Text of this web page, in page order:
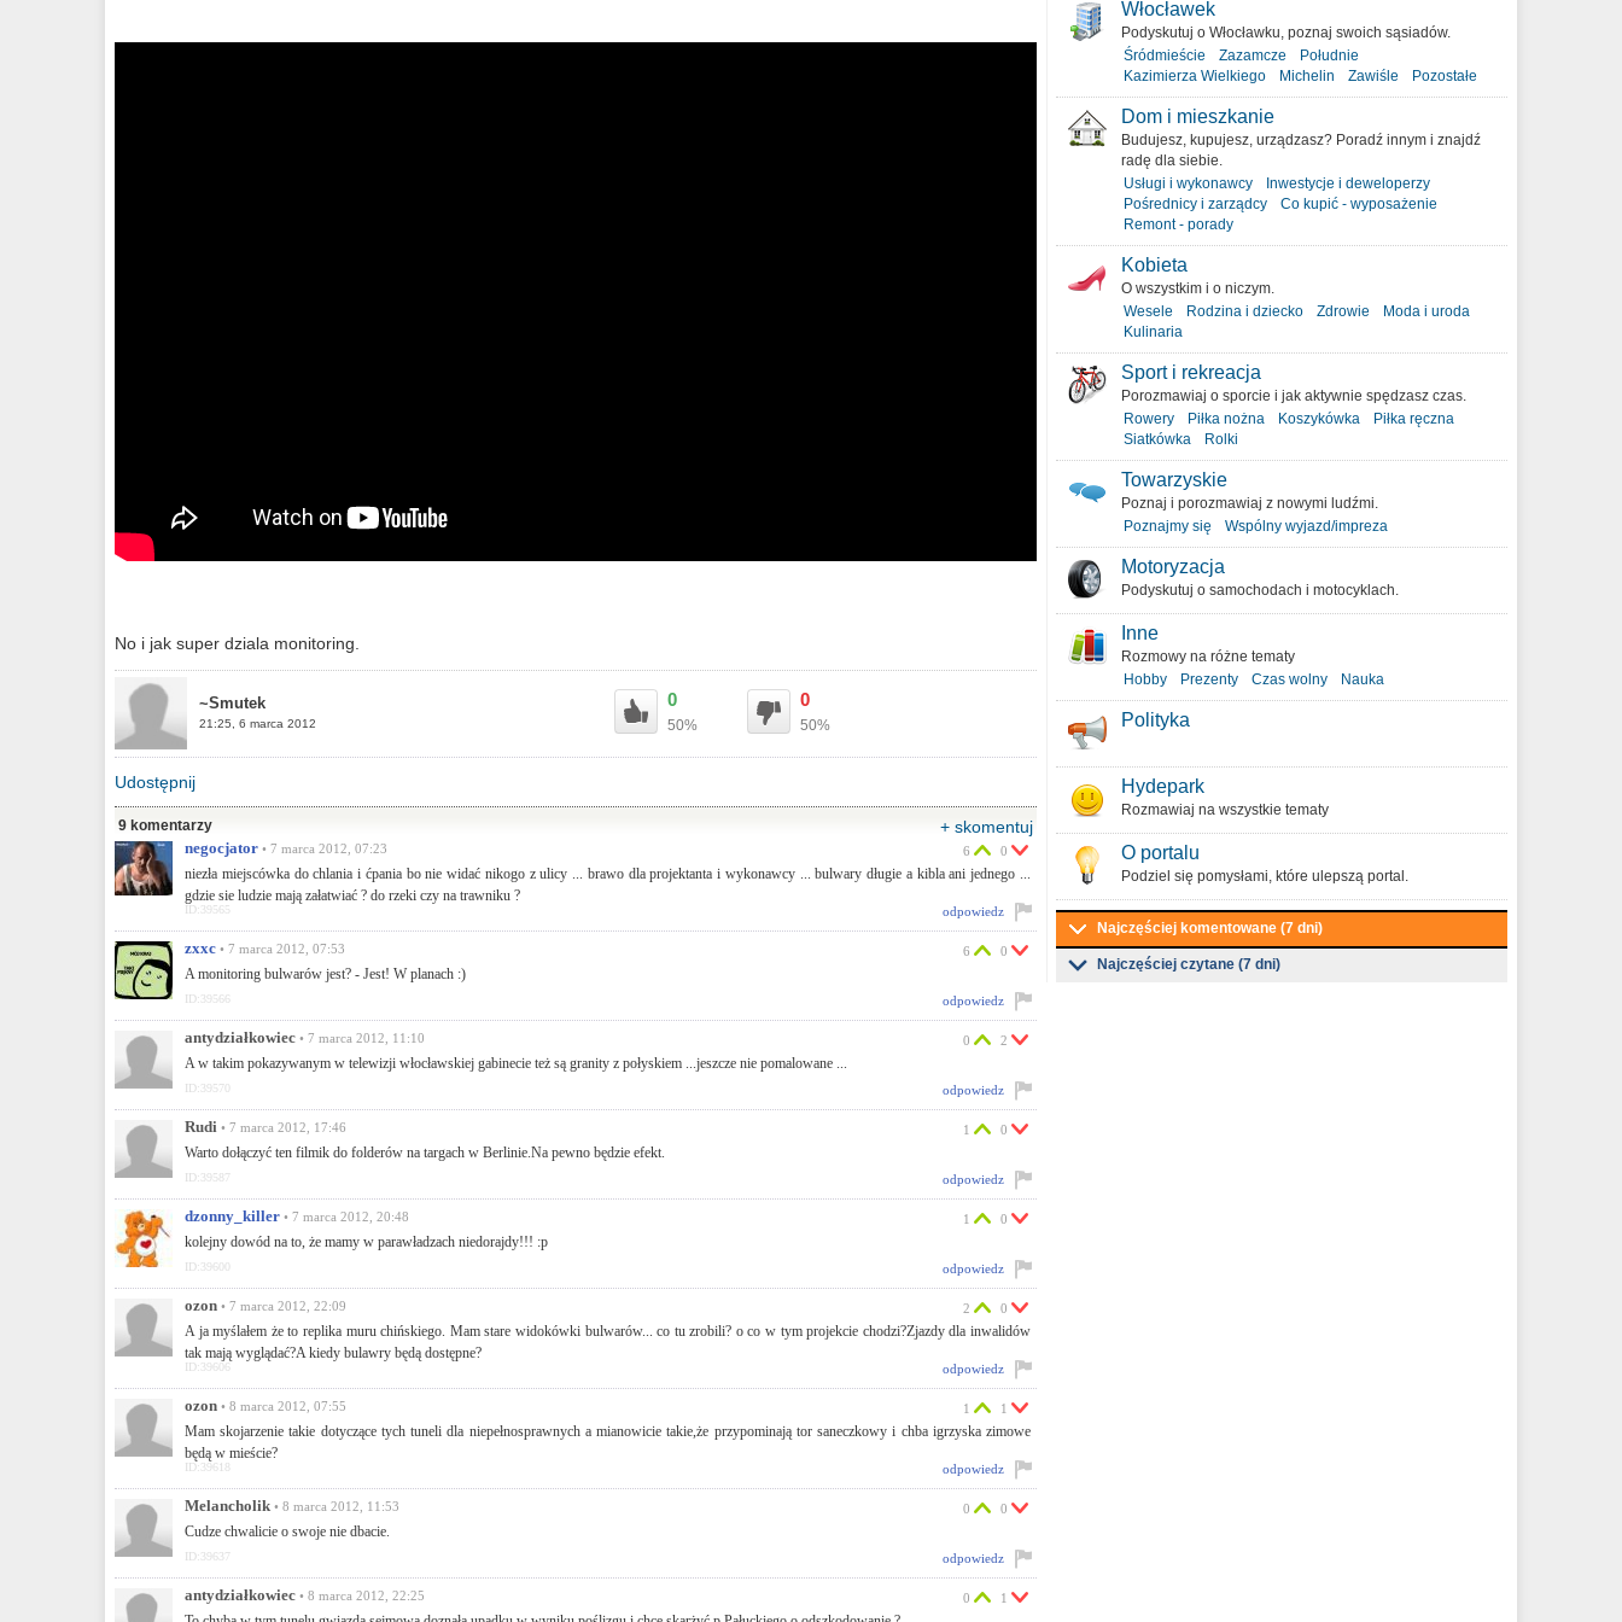
No i jak super dziala monitoring.
~Smutek
21:25, 6 marca 2012
0
50%
0
50%
Udostępnij
9 komentarzy + skomentuj
negocjator • 7 marca 2012, 07:23
niezła miejscówka do chlania i ćpania bo nie widać nikogo z ulicy ... brawo dla projektanta i wykonawcy ... bulwary długie a kibla ani jednego ...
gdzie sie ludzie mają załatwiać ? do rzeki czy na trawniku ?
6 0
odpowiedz
ID:39565
zxxc • 7 marca 2012, 07:53
A monitoring bulwarów jest? - Jest! W planach :)
6 0
odpowiedz
ID:39566
antydziałkowiec • 7 marca 2012, 11:10
A w takim pokazywanym w telewizji włocławskiej gabinecie też są granity z połyskiem ...jeszcze nie pomalowane ...
0 2
odpowiedz
ID:39570
Rudi • 7 marca 2012, 17:46
Warto dołączyć ten filmik do folderów na targach w Berlinie.Na pewno będzie efekt.
1 0
odpowiedz
ID:39587
dzonny_killer • 7 marca 2012, 20:48
kolejny dowód na to, że mamy w parawładzach niedorajdy!!! :p
1 0
odpowiedz
ID:39600
ozon • 7 marca 2012, 22:09
A ja myślałem że to replika muru chińskiego. Mam stare widokówki bulwarów... co tu zrobili? o co w tym projekcie chodzi?Zjazdy dla inwalidów
tak mają wyglądać?A kiedy bulawry będą dostępne?
2 0
odpowiedz
ID:39606
ozon • 8 marca 2012, 07:55
Mam skojarzenie takie dotyczące tych tuneli dla niepełnosprawnych a mianowicie takie,że przypominają tor saneczkowy i chba igrzyska zimowe
będą w mieście?
1 1
odpowiedz
ID:39618
Melancholik • 8 marca 2012, 11:53
Cudze chwalicie o swoje nie dbacie.
0 0
odpowiedz
ID:39637
antydziałkowiec • 8 marca 2012, 22:25 0 1
Włocławek
Podyskutuj o Włocławku, poznaj swoich sąsiadów.
Śródmieście
Zazamcze
Południe
Kazimierza Wielkiego
Michelin Zawiśle Pozostałe
Dom i mieszkanie
Budujesz, kupujesz, urządzasz? Poradź innym i znajdź
radę dla siebie.
Usługi i wykonawcy
Inwestycje i deweloperzy
Pośrednicy i zarządcy
Co kupić - wyposażenie
Remont - porady
Kobieta
O wszystkim i o niczym.
Wesele
Rodzina i dziecko Zdrowie
Moda i uroda
Kulinaria
Sport i rekreacja
Porozmawiaj o sporcie i jak aktywnie spędzasz czas.
Rowery
Piłka nożna Koszykówka
Piłka ręczna
Siatkówka
Rolki
Towarzyskie
Poznaj i porozmawiaj z nowymi ludźmi.
Poznajmy się
Wspólny wyjazd/impreza
Motoryzacja
Podyskutuj o samochodach i motocyklach.
Inne
Rozmowy na różne tematy
Hobby
Prezenty Czas wolny Nauka
Polityka
Hydepark
Rozmawiaj na wszystkie tematy
O portalu
Podziel się pomysłami, które ulepszą portal.
Najczęściej komentowane (7 dni)
Najczęściej czytane (7 dni)